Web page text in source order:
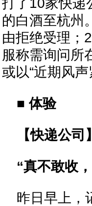
打了10家快递
的白酒至杭州
由拒绝受理；
服称需询问所
或以“近期风声
■ 体验
【快递公司】
“真不敢收
昨日早上，